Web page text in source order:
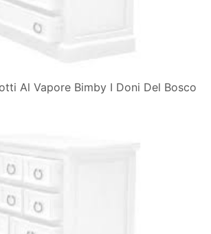
Al Vapore Bimby I Doni Del Bosco